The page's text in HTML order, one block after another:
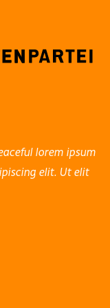
lorem ipsum
elit. Ut elit